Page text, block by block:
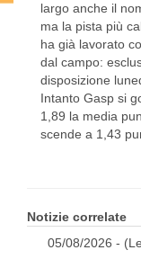
largo anche il
ma la pista più
ha già lavorato
dal campo:
disposizione
Intanto Gasp si
1,89 la media
scende a 1,43
Notizie correlate
05/08/2026 -